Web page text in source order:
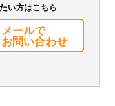
バッグ
集中ドアロック
い方はこちら
メールで
お問い合わせ